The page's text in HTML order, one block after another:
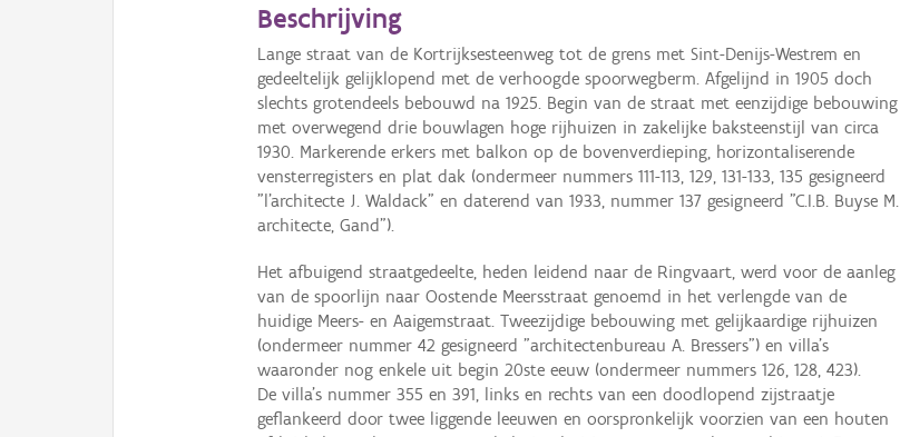
Beschrijving
Lange straat van de Kortrijksesteenweg tot de grens met Sint-Denijs-Westrem en
gedeeltelijk gelijklopend met de verhoogde spoorwegberm. Afgelijnd in 1905 doch
slechts grotendeels bebouwd na 1925. Begin van de straat met eenzijdige bebouwing
met overwegend drie bouwlagen hoge rijhuizen in zakelijke baksteenstijl van circa
1930. Markerende erkers met balkon op de bovenverdieping, horizontaliserende
vensterregisters en plat dak (ondermeer nummers 111-113, 129, 131-133, 135 gesigneerd
"l'architecte J. Waldack" en daterend van 1933, nummer 137 gesigneerd "C.I.B. Buyse M.
architecte, Gand").
Het afbuigend straatgedeelte, heden leidend naar de Ringvaart, werd voor de aanleg
van de spoorlijn naar Oostende Meersstraat genoemd in het verlengde van de
huidige Meers- en Aaigemstraat. Tweezijdige bebouwing met gelijkaardige rijhuizen
(ondermeer nummer 42 gesigneerd "architectenbureau A. Bressers") en villa's
waaronder nog enkele uit begin 20ste eeuw (ondermeer nummers 126, 128, 423).
De villa's nummer 355 en 391, links en rechts van een doodlopend zijstraatje
geflankeerd door twee liggende leeuwen en oorspronkelijk voorzien van een houten